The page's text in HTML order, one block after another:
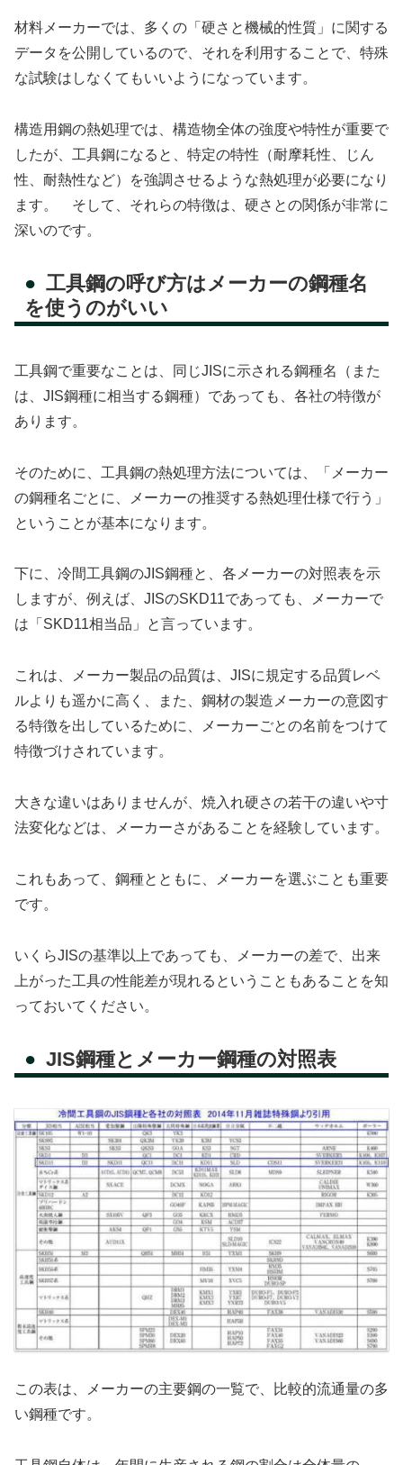
材料メーカーでは、多くの「硬さと機械的性質」に関する
データを公開しているので、それを利用することで、特殊
な試験はしなくてもいいようになっています。
構造用鋼の熱処理では、構造物全体の強度や特性が重要で
したが、工具鋼になると、特定の特性（耐摩耗性、じん
性、耐熱性など）を強調させるような熱処理が必要になり
ます。 そして、それらの特徴は、硬さとの関係が非常に
深いのです。
工具鋼の呼び方はメーカーの鋼種名
を使うのがいい
工具鋼で重要なことは、同じJISに示される鋼種名（また
は、JIS鋼種に相当する鋼種）であっても、各社の特徴が
あります。
そのために、工具鋼の熱処理方法については、「メーカー
の鋼種名ごとに、メーカーの推奨する熱処理仕様で行う」
ということが基本になります。
下に、冷間工具鋼のJIS鋼種と、各メーカーの対照表を示
しますが、例えば、JISのSKD11であっても、メーカーで
は「SKD11相当品」と言っています。
これは、メーカー製品の品質は、JISに規定する品質レベ
ルよりも遥かに高く、また、鋼材の製造メーカーの意図す
る特徴を出しているために、メーカーごとの名前をつけて
特徴づけされています。
大きな違いはありませんが、焼入れ硬さの若干の違いや寸
法変化などは、メーカーさがあることを経験しています。
これもあって、鋼種とともに、メーカーを選ぶことも重要
です。
いくらJISの基準以上であっても、メーカーの差で、出来
上がった工具の性能差が現れるということもあることを知
っておいてください。
JIS鋼種とメーカー鋼種の対照表
この表は、メーカーの主要鋼の一覧で、比較的流通量の多
い鋼種です。